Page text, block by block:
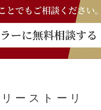
ーストーリ